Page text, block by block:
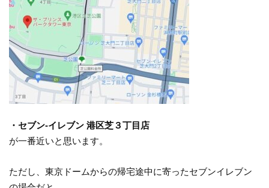
・セブン-イレブン 港区芝３丁目店
が一番近いと思います。
ただし、東京ドームからの帰宅途中に寄ったセブンイレブン